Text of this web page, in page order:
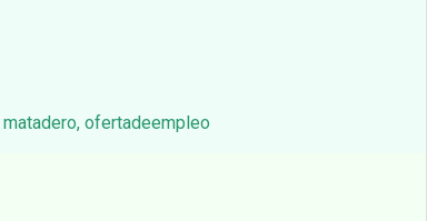
matadero, ofertadeempleo